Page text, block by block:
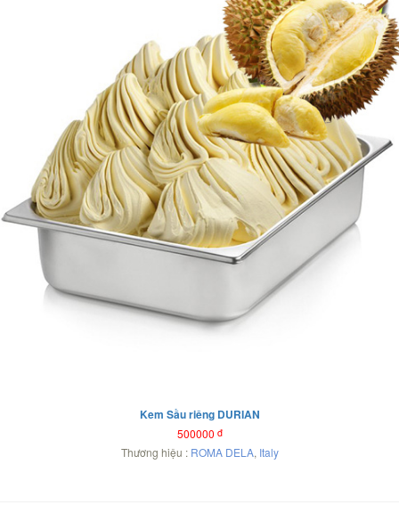
Kem Sầu riêng DURIAN
500000 đ
Thương hiệu : ROMA DELA, Italy